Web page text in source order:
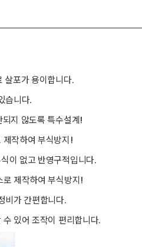
살포가 용이합니다.
습니다.
지 않도록 특수설계!
작하여 부식방지!
이 없고 반영구적입니다.
제작하여 부식방지!
비가 간편합니다.
있어 조작이 편리합니다.